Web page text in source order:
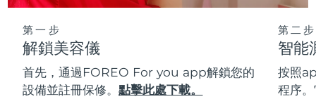
第一步
解鎖美容儀
首先，通過FOREO For you app解鎖您的
設備並註冊保修。點擊此處下載。
第二步
智能
按照
程序